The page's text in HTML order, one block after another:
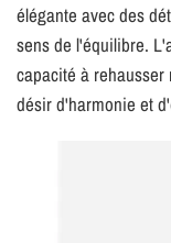
élégante avec des
sens de l'équilibre.
capacité à
désir d'harmonie et